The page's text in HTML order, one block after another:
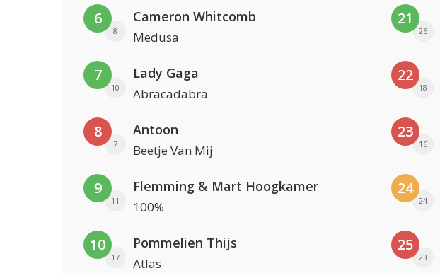
6
8
Cameron Whitcomb
Medusa
7
10
Lady Gaga
Abracadabra
8
7
Antoon
Beetje Van Mij
9
11
Flemming & Mart Hoogkamer
100%
10
17
Pommelien Thijs
Atlas
21
26
22
18
23
16
24
24
25
23